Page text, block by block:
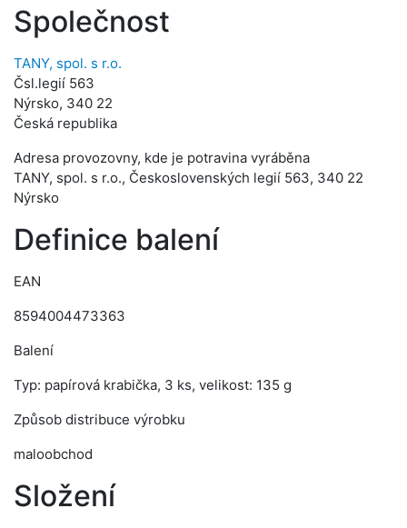
Společnost
TANY, spol. s r.o.
Čsl.legií 563
Nýrsko, 340 22
Česká republika
Adresa provozovny, kde je potravina vyráběna
TANY, spol. s r.o., Československých legií 563, 340 22
Nýrsko
Definice balení
EAN
8594004473363
Balení
Typ: papírová krabička, 3 ks, velikost: 135 g
Způsob distribuce výrobku
maloobchod
Složení